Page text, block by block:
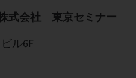
式会社 東京セミナー
ル6F